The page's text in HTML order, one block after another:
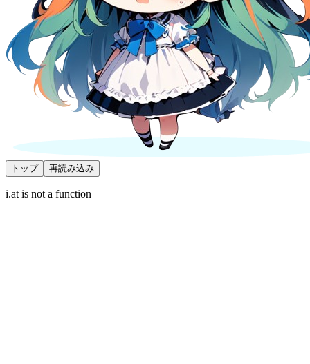
トップ 再読み込み
i.at is not a function